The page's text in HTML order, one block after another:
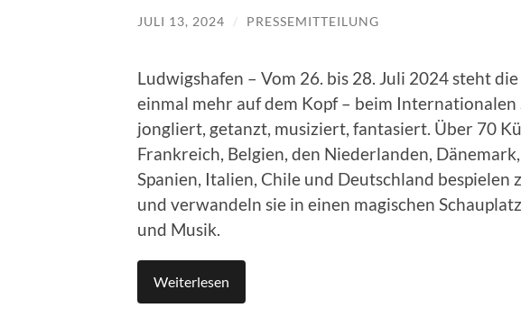
JULI 13, 2024 / PRESSEMITTEILUNG
Ludwigshafen – Vom 26. bis 28. Juli 2024 steht
einmal mehr auf dem Kopf – beim
jongliert, getanzt, musiziert, fantasiert. Über 70
Frankreich, Belgien, den Niederlanden,
Spanien, Italien, Chile und Deutschland bespielen
und verwandeln sie in einen magischen
und Musik.
Weiterlesen